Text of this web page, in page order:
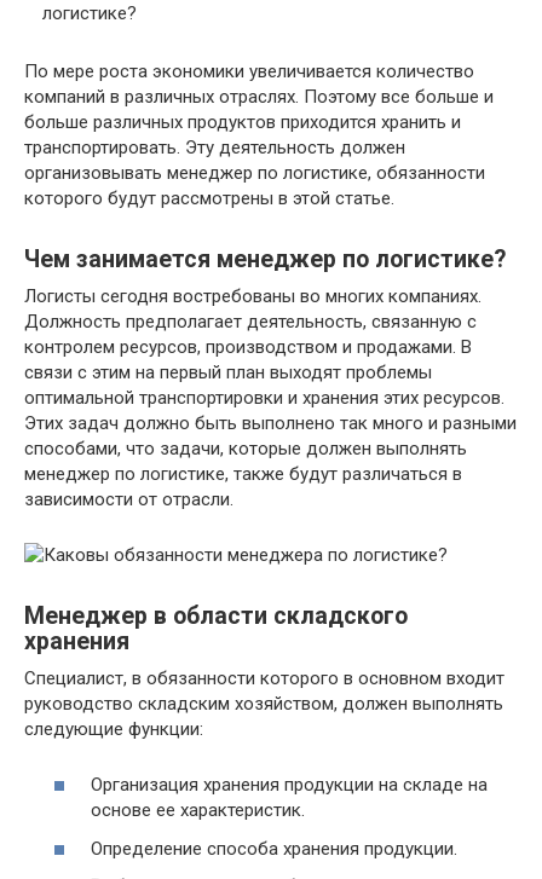
логистике?
По мере роста экономики увеличивается количество
компаний в различных отраслях. Поэтому все больше и
больше различных продуктов приходится хранить и
транспортировать. Эту деятельность должен
организовывать менеджер по логистике, обязанности
которого будут рассмотрены в этой статье.
Чем занимается менеджер по логистике?
Логисты сегодня востребованы во многих компаниях.
Должность предполагает деятельность, связанную с
контролем ресурсов, производством и продажами. В
связи с этим на первый план выходят проблемы
оптимальной транспортировки и хранения этих ресурсов.
Этих задач должно быть выполнено так много и разными
способами, что задачи, которые должен выполнять
менеджер по логистике, также будут различаться в
зависимости от отрасли.
Менеджер в области складского
хранения
Специалист, в обязанности которого в основном входит
руководство складским хозяйством, должен выполнять
следующие функции:
Организация хранения продукции на складе на
основе ее характеристик.
Определение способа хранения продукции.